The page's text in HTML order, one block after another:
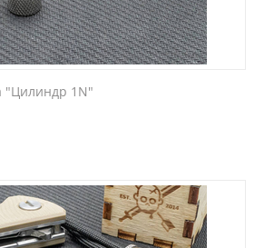
"Цилиндр 1N"